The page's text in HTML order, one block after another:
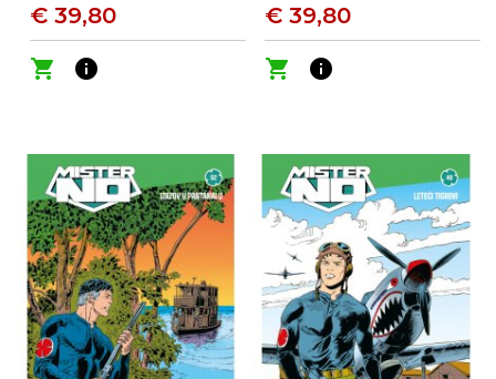
€ 39,80
shopping_cart
info
€ 39,80
shopping_cart
info